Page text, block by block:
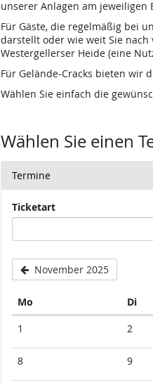
unserer Anlagen am jeweiligen
Für Gäste, die regelmäßig bei
darstellt oder wie weit Sie
Westergellerser Heide (eine
Für Gelände-Cracks bieten wir
Wählen Sie einfach die
Wählen Sie einen
Termine
Ticketart
November 2025
Mo Di
1 2
8 9